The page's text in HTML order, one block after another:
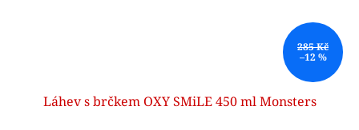
285 Kč
–12 %
Láhev s brčkem OXY SMiLE 450 ml Monsters